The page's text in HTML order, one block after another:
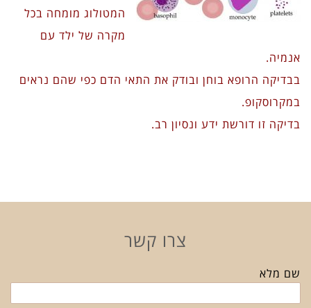
המטולוג מומחה בכל
מקרה של ילד עם
אנמיה.
בבדיקה הרופא בוחן ובודק את התאי הדם כפי שהם נראים
במקרוסקופ.
בדיקה זו דורשת ידע ונסיון רב.
צרו קשר
שם מלא